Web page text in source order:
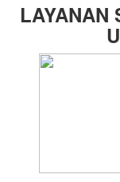
LAYANAN